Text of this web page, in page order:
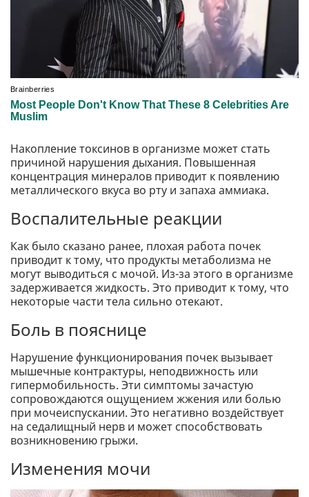
Накопление токсинов в организме может стать
причиной нарушения дыхания. Повышенная
концентрация минералов приводит к появлению
металлического вкуса во рту и запаха аммиака.
Воспалительные реакции
Как было сказано ранее, плохая работа почек
приводит к тому, что продукты метаболизма не
могут выводиться с мочой. Из-за этого в организме
задерживается жидкость. Это приводит к тому, что
некоторые части тела сильно отекают.
Боль в пояснице
Нарушение функционирования почек вызывает
мышечные контрактуры, неподвижность или
гипермобильность. Эти симптомы зачастую
сопровождаются ощущением жжения или болью
при мочеиспускании. Это негативно воздействует
на седалищный нерв и может способствовать
возникновению грыжи.
Изменения мочи